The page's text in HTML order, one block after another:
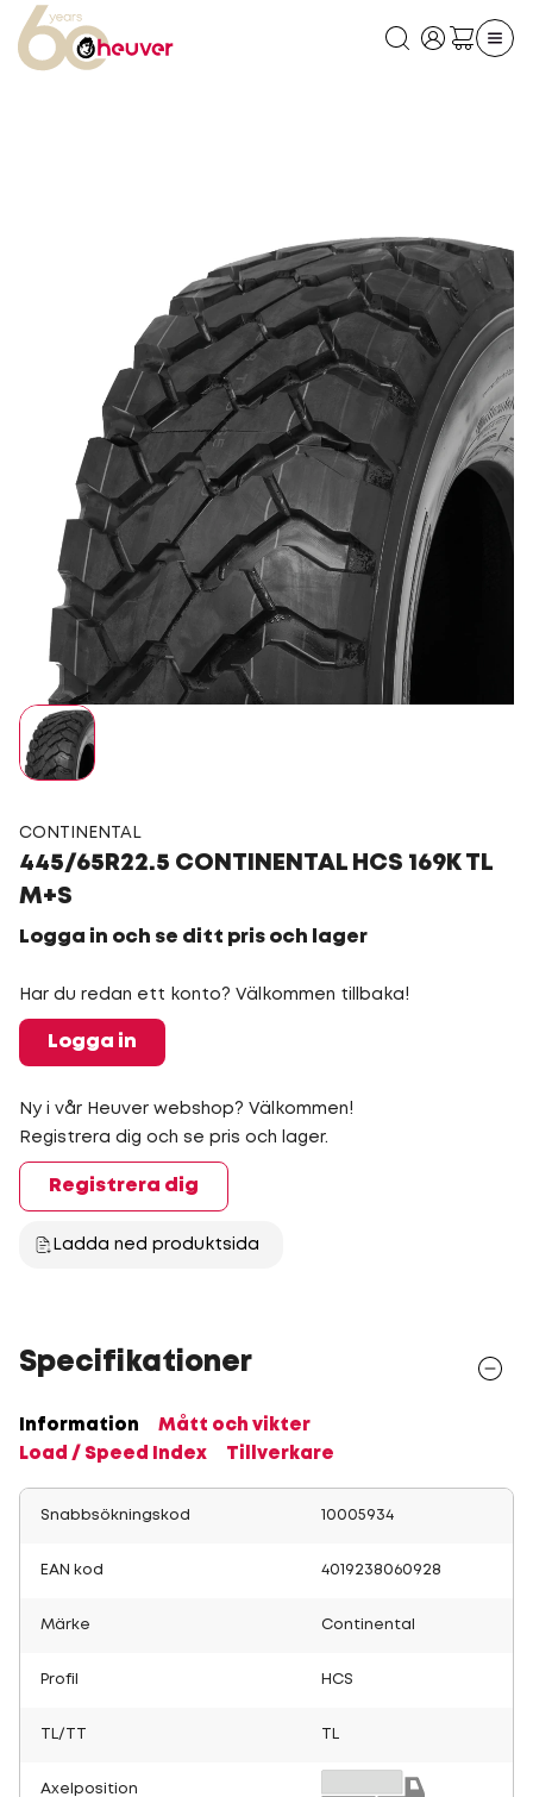
CONTINENTAL
445/65R22.5 CONTINENTAL HCS 169K TL
M+S
Logga in och se ditt pris och lager
Har du redan ett konto? Välkommen tillbaka!
Logga in
Ny i vår Heuver webshop? Välkommen!
Registrera dig och se pris och lager.
Registrera dig
Ladda ned produktsida
Specifikationer
Information
Mått och vikter
Load / Speed Index
Tillverkare
Snabbsökningskod 10005934
EAN kod 4019238060928
Märke Continental
Profil HCS
TL/TT
Axelposition